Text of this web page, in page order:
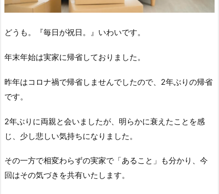
どうも。『毎日が祝日。』いわいです。
年末年始は実家に帰省しておりました。
昨年はコロナ禍で帰省しませんでしたので、2年ぶりの帰省
です。
2年ぶりに両親と会いましたが、明らかに衰えたことを感
じ、少し悲しい気持ちになりました。
その一方で相変わらずの実家で「あること」も分かり、今
回はその気づきを共有いたします。